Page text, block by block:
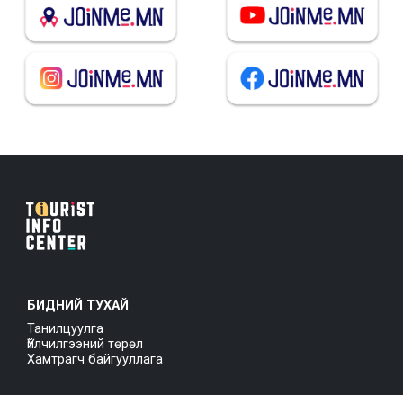
БИДНИЙ ТУХАЙ
Танилцуулга
Үйлчилгээний төрөл
Хамтрагч байгууллага